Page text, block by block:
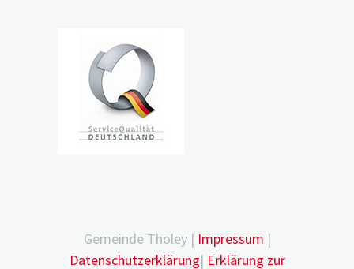
Gemeinde Tholey | Impressum |
Datenschutzerklärung| Erklärung zur